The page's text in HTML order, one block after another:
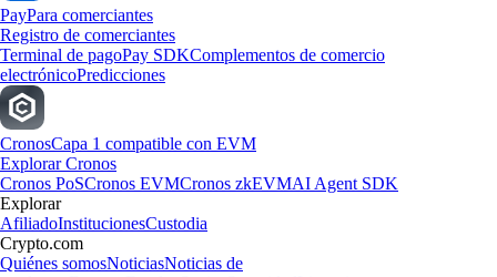
PayPara comerciantes
Registro de comerciantes
Terminal de pagoPay SDKComplementos de comercio
electrónicoPredicciones
CronosCapa 1 compatible con EVM
Explorar Cronos
Cronos PoSCronos EVMCronos zkEVMAI Agent SDK
Explorar
AfiliadoInstitucionesCustodia
Crypto.com
Quiénes somosNoticiasNoticias de